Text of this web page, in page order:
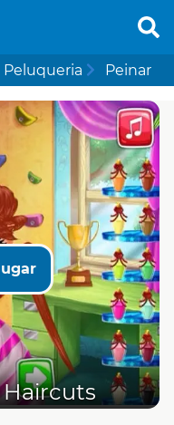
Peluqueria Peinar
Haircuts